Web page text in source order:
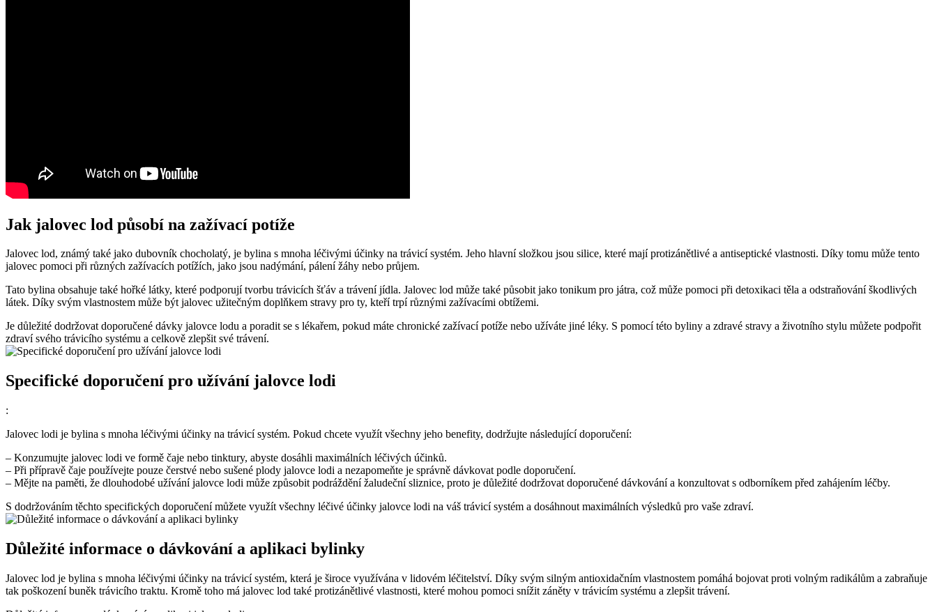
Jak jalovec lod působí na zažívací potíže
Jalovec lod, známý také jako dubovník chocholatý, je bylina s mnoha léčivými účinky na trávicí systém. Jeho hlavní složkou jsou silice, které mají protizánětlivé a antiseptické vlastnosti. Díky tomu může tento
jalovec pomoci při různých zažívacích potížích, jako jsou nadýmání, pálení žáhy nebo průjem.
Tato bylina obsahuje také hořké látky, které podporují tvorbu trávicích šťáv a trávení jídla. Jalovec lod může také působit jako tonikum pro játra, což může pomoci při detoxikaci těla a odstraňování škodlivých
látek. Díky svým vlastnostem může být jalovec užitečným doplňkem stravy pro ty, kteří trpí různými zažívacími obtížemi.
Je důležité dodržovat doporučené dávky jalovce lodu a poradit se s lékařem, pokud máte chronické zažívací potíže nebo užíváte jiné léky. S pomocí této byliny a zdravé stravy a životního stylu můžete podpořit
zdraví svého trávicího systému a celkově zlepšit své trávení.
Specifické doporučení pro užívání jalovce lodi
:
Jalovec lodi je bylina s mnoha léčivými účinky na trávicí systém. Pokud chcete využít všechny jeho benefity, dodržujte následující doporučení:
– Konzumujte jalovec lodi ve formě čaje nebo tinktury, abyste dosáhli maximálních léčivých účinků.
– Při přípravě čaje používejte pouze čerstvé nebo sušené plody jalovce lodi a nezapomeňte je správně dávkovat podle doporučení.
– Mějte na paměti, že dlouhodobé užívání jalovce lodi může způsobit podráždění žaludeční sliznice, proto je důležité dodržovat doporučené dávkování a konzultovat s odborníkem před zahájením léčby.
S dodržováním těchto specifických doporučení můžete využít všechny léčivé účinky jalovce lodi na váš trávicí systém a dosáhnout maximálních výsledků pro vaše zdraví.
Důležité informace o dávkování a aplikaci bylinky
Jalovec lod je bylina s mnoha léčivými účinky na trávicí systém, která je široce využívána v lidovém léčitelství. Díky svým silným antioxidačním vlastnostem pomáhá bojovat proti volným radikálům a zabraňuje
tak poškození buněk trávicího traktu. Kromě toho má jalovec lod také protizánětlivé vlastnosti, které mohou pomoci snížit záněty v trávicím systému a zlepšit trávení.